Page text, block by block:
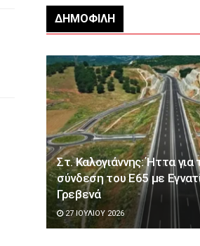
ΔΗΜΟΦΙΛΉ
Στ. Καλογιάννης: Ήττα για
σύνδεση του Ε65 με
Γρεβενά
27 ΙΟΥΛΊΟΥ 2026